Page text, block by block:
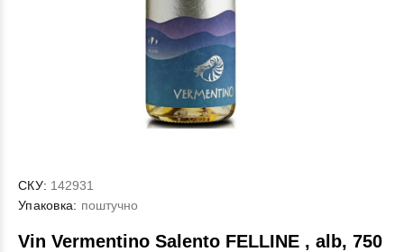
СКУ: 142931
Упаковка: поштучно
Vin Vermentino Salento FELLINE , alb, 750